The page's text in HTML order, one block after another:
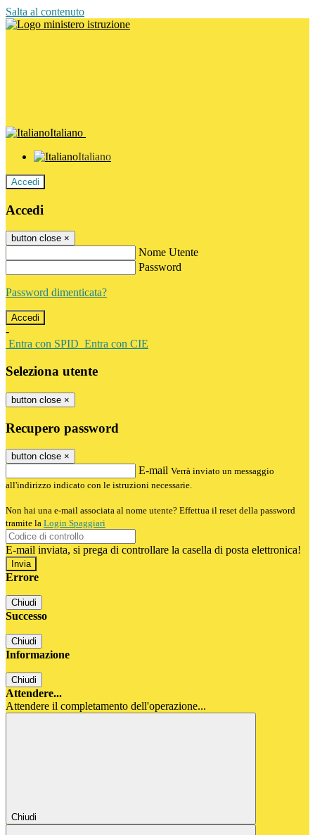
Salta al contenuto
Italiano
Italiano
Accedi
Accedi
button close ×
Nome Utente
Password
Password dimenticata?
-
Entra con SPID Entra con CIE
Seleziona utente
button close ×
Recupero password
button close ×
E-mail Verrà inviato un messaggio
all'indirizzo indicato con le istruzioni necessarie.
Non hai una e-mail associata al nome utente? Effettua il reset della password
tramite la Login Spaggiari
E-mail inviata, si prega di controllare la casella di posta elettronica!
Errore
Chiudi
Successo
Chiudi
Informazione
Chiudi
Attendere...
Attendere il completamento dell'operazione...
Chiudi